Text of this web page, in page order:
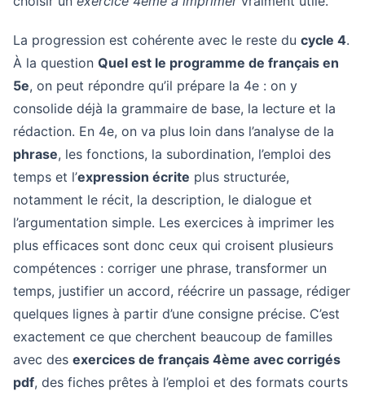
La progression est cohérente avec le reste du cycle 4.
À la question Quel est le programme de français en
5e, on peut répondre qu’il prépare la 4e : on y
consolide déjà la grammaire de base, la lecture et la
rédaction. En 4e, on va plus loin dans l’analyse de la
phrase, les fonctions, la subordination, l’emploi des
temps et l’expression écrite plus structurée,
notamment le récit, la description, le dialogue et
l’argumentation simple. Les exercices à imprimer les
plus efficaces sont donc ceux qui croisent plusieurs
compétences : corriger une phrase, transformer un
temps, justifier un accord, réécrire un passage, rédiger
quelques lignes à partir d’une consigne précise. C’est
exactement ce que cherchent beaucoup de familles
avec des exercices de français 4ème avec corrigés
pdf, des fiches prêtes à l’emploi et des formats courts